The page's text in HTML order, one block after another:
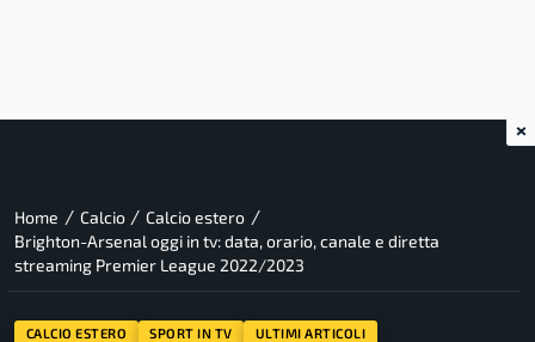
Home / Calcio / Calcio estero /
Brighton-Arsenal oggi in tv: data, orario, canale e diretta
streaming Premier League 2022/2023
CALCIO ESTERO SPORT IN TV ULTIMI ARTICOLI
×